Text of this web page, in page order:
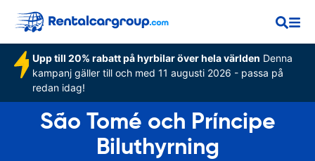
Upp till 20% rabatt på hyrbilar över hela världen Denna
kampanj gäller till och med 11 augusti 2026 - passa på
redan idag!
São Tomé och Príncipe
Biluthyrning